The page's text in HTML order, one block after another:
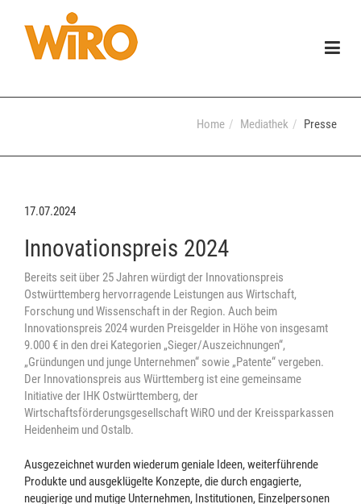
Home Mediathek Presse
17.07.2024
Innovationspreis 2024
Bereits seit über 25 Jahren würdigt der Innovationspreis
Ostwürttemberg hervorragende Leistungen aus Wirtschaft,
Forschung und Wissenschaft in der Region. Auch beim
Innovationspreis 2024 wurden Preisgelder in Höhe von insgesamt
9.000 € in den drei Kategorien „Sieger/Auszeichnungen“,
„Gründungen und junge Unternehmen“ sowie „Patente“ vergeben.
Der Innovationspreis aus Württemberg ist eine gemeinsame
Initiative der IHK Ostwürttemberg, der
Wirtschaftsförderungsgesellschaft WiRO und der Kreissparkassen
Heidenheim und Ostalb.
Ausgezeichnet wurden wiederum geniale Ideen, weiterführende
Produkte und ausgeklügelte Konzepte, die durch engagierte,
neugierige und mutige Unternehmen, Institutionen, Einzelpersonen